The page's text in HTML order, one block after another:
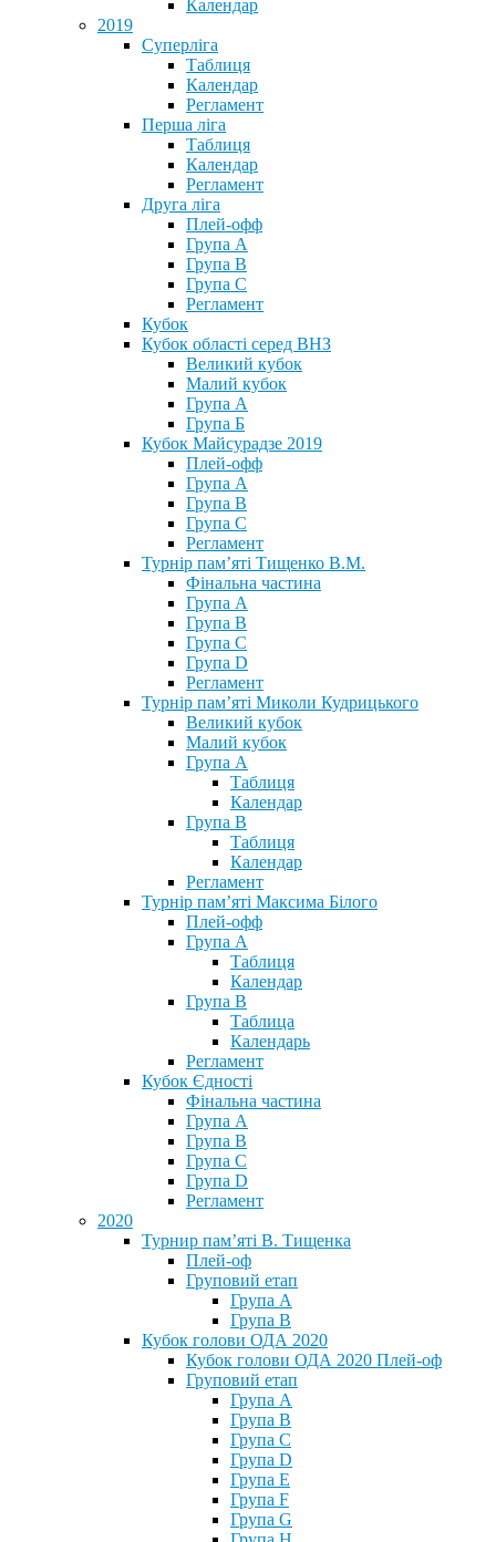
Календар
2019
Суперліга
Таблиця
Календар
Регламент
Перша ліга
Таблиця
Календар
Регламент
Друга ліга
Плей-офф
Група А
Група В
Група С
Регламент
Кубок
Кубок області серед ВНЗ
Великий кубок
Малий кубок
Група А
Група Б
Кубок Майсурадзе 2019
Плей-офф
Група А
Група В
Група С
Регламент
Турнір пам’яті Тищенко В.М.
Фінальна частина
Група А
Група В
Група С
Група D
Регламент
Турнір пам’яті Миколи Кудрицького
Великий кубок
Малий кубок
Група А
Таблиця
Календар
Група В
Таблиця
Календар
Регламент
Турнір пам’яті Максима Білого
Плей-офф
Група А
Таблиця
Календар
Група В
Таблица
Календарь
Регламент
Кубок Єдності
Фінальна частина
Група А
Група В
Група С
Група D
Регламент
2020
Турнир пам’яті В. Тищенка
Плей-оф
Груповий етап
Група А
Група В
Кубок голови ОДА 2020
Кубок голови ОДА 2020 Плей-оф
Груповий етап
Група A
Група B
Група C
Група D
Група E
Група F
Група G